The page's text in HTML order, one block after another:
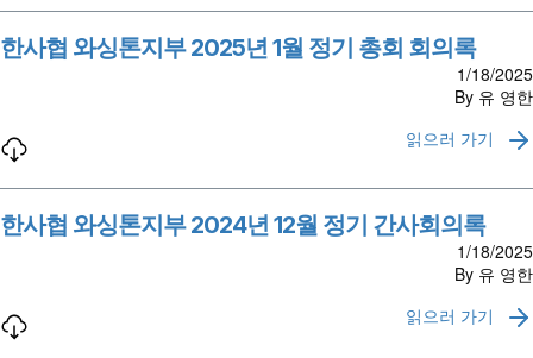
한사협 와싱톤지부 2025년 1월 정기 총회 회의록
1/18/2025
By 유 영한
읽으러 가기
한사협 와싱톤지부 2024년 12월 정기 간사회의록
1/18/2025
By 유 영한
읽으러 가기